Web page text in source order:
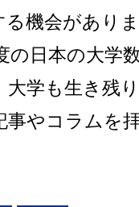
機会がありま
の日本の大学
大学も生き残
事やコラムを